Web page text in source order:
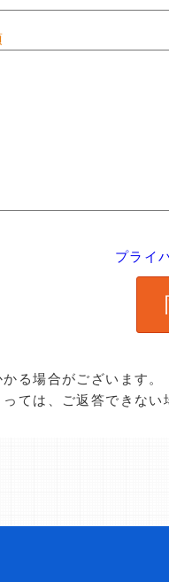
プライ
る場合がございます。
ては、ご返答できない